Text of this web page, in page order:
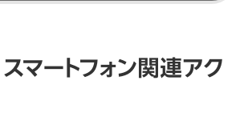
ートフォン関連アク